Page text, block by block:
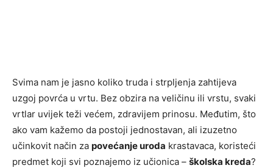
Svima nam je jasno koliko truda i strpljenja zahtijeva
uzgoj povrća u vrtu. Bez obzira na veličinu ili vrstu, svaki
vrtlar uvijek teži većem, zdravijem prinosu. Međutim, što
ako vam kažemo da postoji jednostavan, ali izuzetno
učinkovit način za povećanje uroda krastavaca, koristeći
predmet koji svi poznajemo iz učionica – školska kreda?